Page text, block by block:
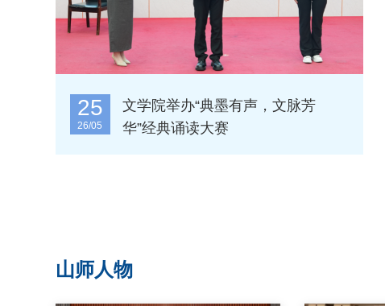
25
26/05
文学院举办“典墨有声，文脉芳
华”经典诵读大赛
山师人物